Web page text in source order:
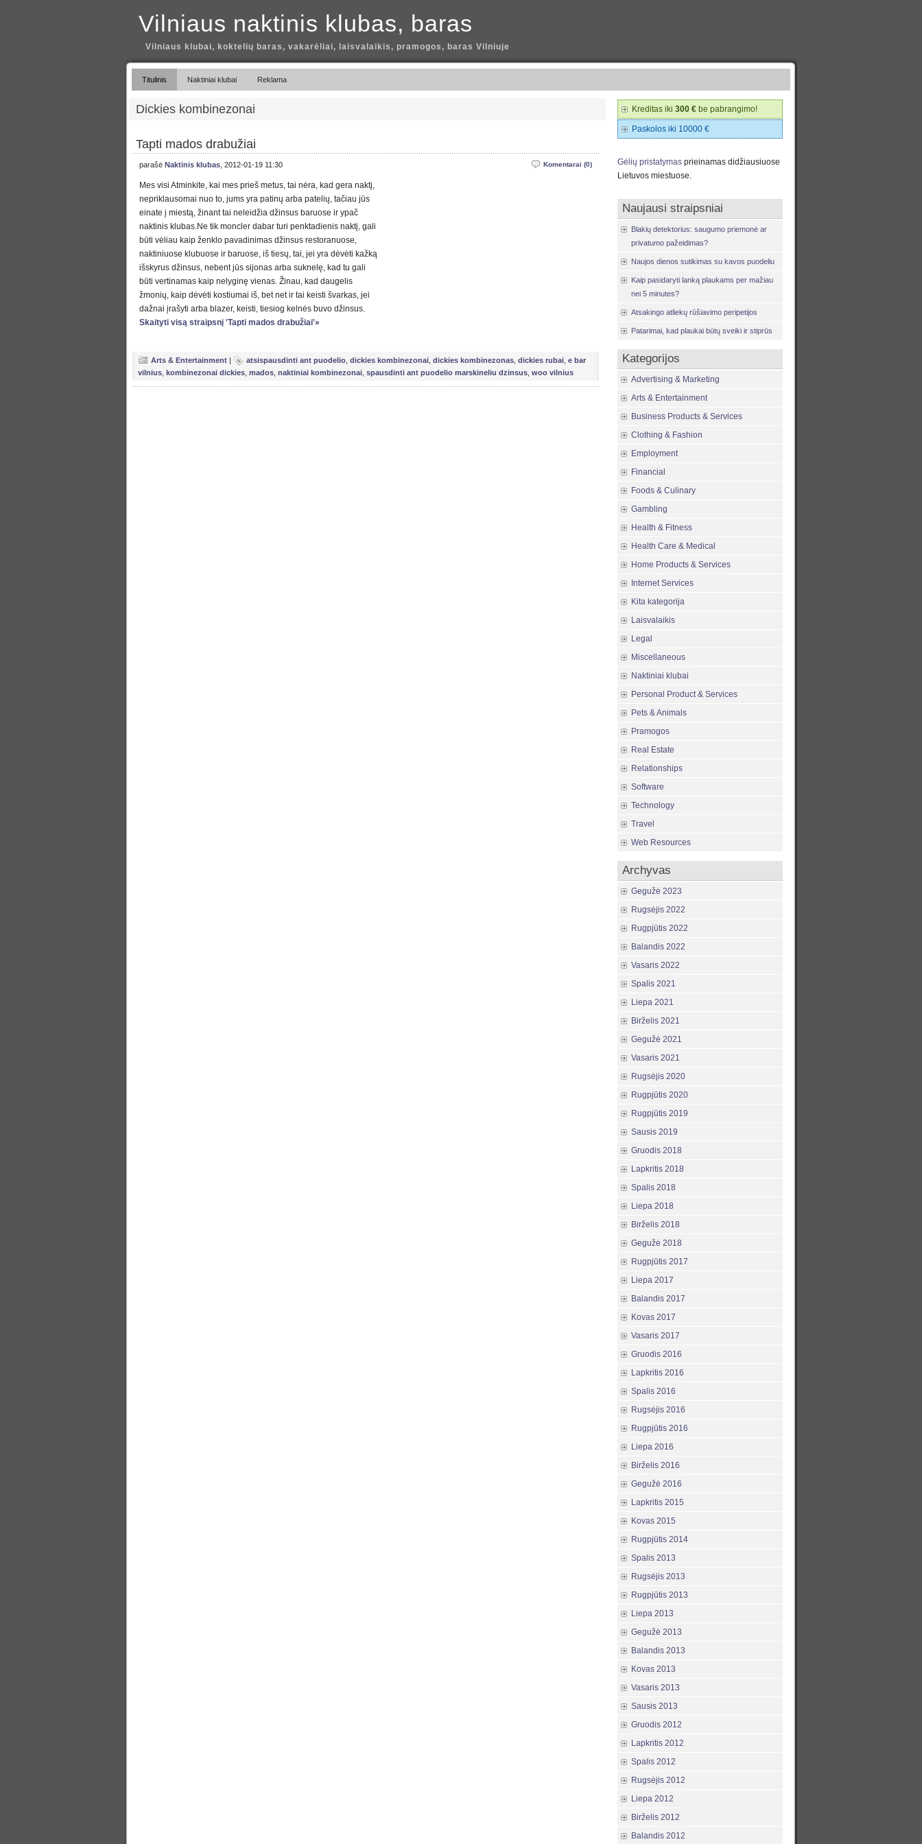
Vilniaus naktinis klubas, baras
Vilniaus klubai, koktelių baras, vakarėliai, laisvalaikis, pramogos, baras Vilniuje
Titulinis Naktiniai klubai Reklama
Dickies kombinezonai
Tapti mados drabužiai
Komentarai (0)
parašė Naktinis klubas , 2012-01-19 11:30
Mes visi Atminkite, kai mes prieš metus, tai nėra, kad gera naktį,
nepriklausomai nuo to, jums yra patinų arba patelių, tačiau jūs
einate į miestą, žinant tai neleidžia džinsus baruose ir ypač
naktinis klubas.Ne tik moncler dabar turi penktadienis naktį, gali
būti vėliau kaip ženklo pavadinimas džinsus restoranuose,
naktiniuose klubuose ir baruose, iš tiesų, tai, jei yra dėvėti kažką
išskyrus džinsus, nebent jūs sijonas arba suknelę, kad tu gali
būti vertinamas kaip nelyginę vienas. Žinau, kad daugelis
žmonių, kaip dėvėti kostiumai iš, bet net ir tai keisti švarkas, jei
dažnai įrašyti arba blazer, keisti, tiesiog kelnės buvo džinsus.
Skaityti visą straipsnį 'Tapti mados drabužiai'»
Arts & Entertainment | atsispausdinti ant puodelio dickies kombinezonai dickies kombinezonas dickies rubai e bar
vilnius kombinezonai dickies mados naktiniai kombinezonai spausdinti ant puodelio marskineliu dzinsus woo vilnius
Kreditas iki 300 € be pabrangimo!
Paskolos iki 10000 €
Gėlių pristatymas prieinamas didžiausiuose
Lietuvos miestuose.
Naujausi straipsniai
Blakių detektorius: saugumo priemonė ar
privatumo pažeidimas?
Naujos dienos sutikimas su kavos puodeliu
Kaip pasidaryti lanką plaukams per mažiau
nei 5 minutes?
Atsakingo atliekų rūšiavimo peripetijos
Patarimai, kad plaukai būtų sveiki ir stiprūs
Kategorijos
Advertising & Marketing
Arts & Entertainment
Business Products & Services
Clothing & Fashion
Employment
Financial
Foods & Culinary
Gambling
Health & Fitness
Health Care & Medical
Home Products & Services
Internet Services
Kita kategorija
Laisvalaikis
Legal
Miscellaneous
Naktiniai klubai
Personal Product & Services
Pets & Animals
Pramogos
Real Estate
Relationships
Software
Technology
Travel
Web Resources
Archyvas
Gegužė 2023
Rugsėjis 2022
Rugpjūtis 2022
Balandis 2022
Vasaris 2022
Spalis 2021
Liepa 2021
Birželis 2021
Gegužė 2021
Vasaris 2021
Rugsėjis 2020
Rugpjūtis 2020
Rugpjūtis 2019
Sausis 2019
Gruodis 2018
Lapkritis 2018
Spalis 2018
Liepa 2018
Birželis 2018
Gegužė 2018
Rugpjūtis 2017
Liepa 2017
Balandis 2017
Kovas 2017
Vasaris 2017
Gruodis 2016
Lapkritis 2016
Spalis 2016
Rugsėjis 2016
Rugpjūtis 2016
Liepa 2016
Birželis 2016
Gegužė 2016
Lapkritis 2015
Kovas 2015
Rugpjūtis 2014
Spalis 2013
Rugsėjis 2013
Rugpjūtis 2013
Liepa 2013
Gegužė 2013
Balandis 2013
Kovas 2013
Vasaris 2013
Sausis 2013
Gruodis 2012
Lapkritis 2012
Spalis 2012
Rugsėjis 2012
Liepa 2012
Birželis 2012
Balandis 2012